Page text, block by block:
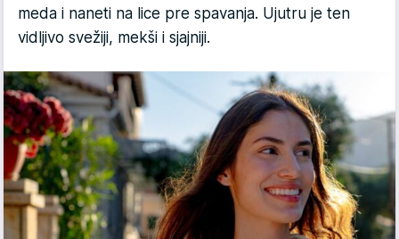
meda i naneti na lice pre spavanja. Ujutru je ten
vidljivo svežiji, mekši i sjajniji.